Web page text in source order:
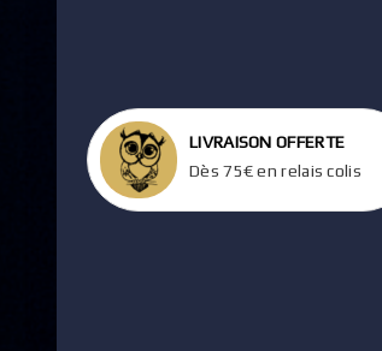
LIVRAISON OFFERTE
Dès 75€ en relais colis